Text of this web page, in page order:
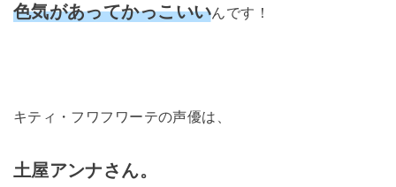
色気があってかっこいいんです！
キティ・フワフワーテの声優は、
土屋アンナさん。